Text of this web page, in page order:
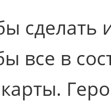
сделать
все в